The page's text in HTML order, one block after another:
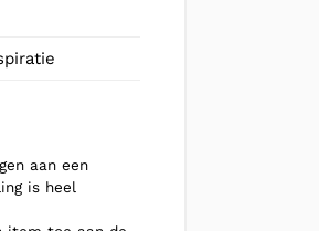
aan een
is heel